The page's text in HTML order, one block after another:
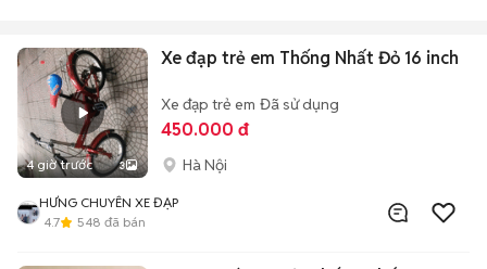
4 giờ trước 3
Xe đạp trẻ em Thống Nhất Đỏ 16 inch
Xe đạp trẻ em Đã sử dụng
450.000 đ
Hà Nội
HƯNG CHUYÊN XE ĐẠP
4.7
548 đã bán